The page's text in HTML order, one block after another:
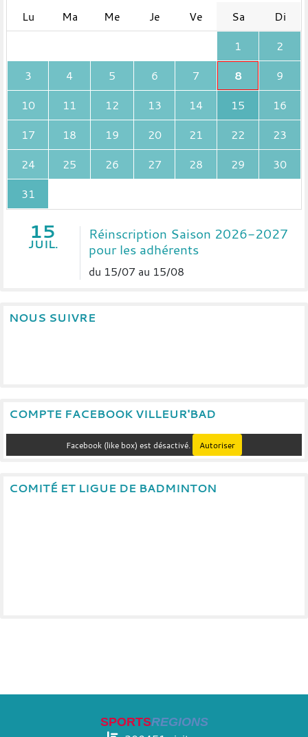
Lu
Ma Me Je Ve Sa
Di
1
2
3
4 5 6 7 8
9
10
11 12 13 14 15
16
17
18 19 20 21 22
23
24
25 26 27 28 29
30
31
15
JUIL.
Réinscription Saison 2026-2027
pour les adhérents
du 15/07 au 15/08
NOUS SUIVRE
COMPTE FACEBOOK VILLEUR'BAD
Facebook (like box) est désactivé. Autoriser
COMITÉ ET LIGUE DE BADMINTON
SPORTSREGIONS